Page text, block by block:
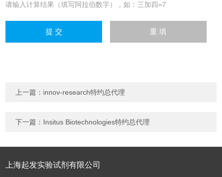
请输入计算结果（填写阿拉伯数字），如：三加四=7
上一篇： innov-research特约总代理
下一篇： Insitus Biotechnologies特约总代理
上海起发实验试剂有限公司